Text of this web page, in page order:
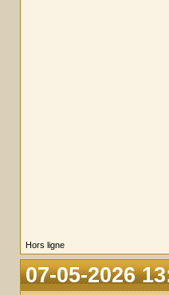
Hors ligne
07-05-2026